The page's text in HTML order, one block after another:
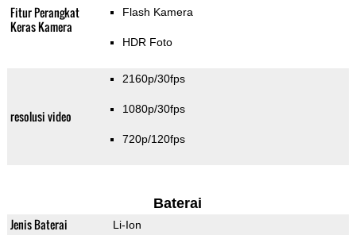
Fitur Perangkat
Keras Kamera
Flash Kamera
HDR Foto
resolusi video
2160p/30fps
1080p/30fps
720p/120fps
Baterai
Jenis Baterai Li-Ion